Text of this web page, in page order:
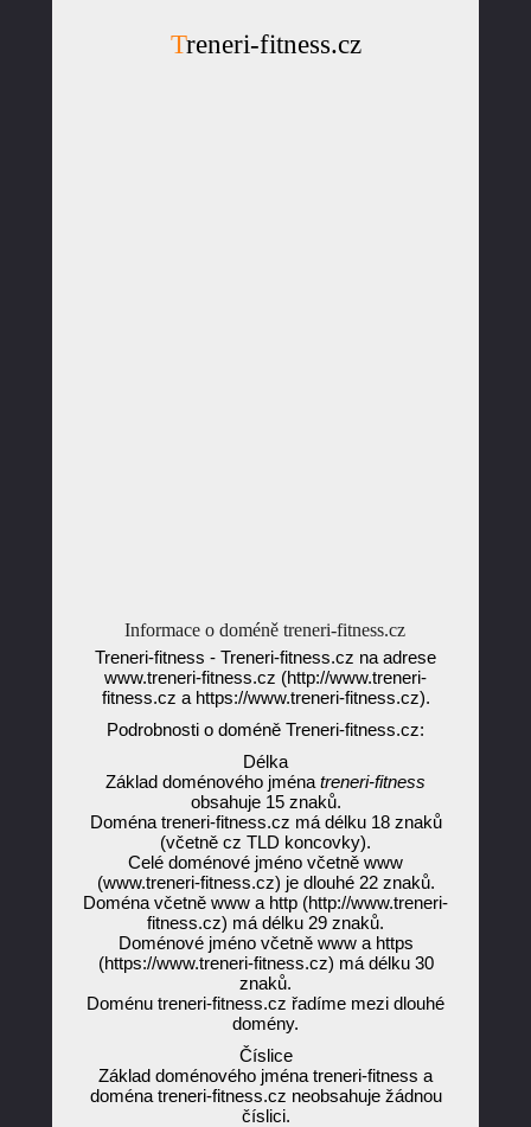
Treneri-fitness.cz
Informace o doméně treneri-fitness.cz
Treneri-fitness - Treneri-fitness.cz na adrese
www.treneri-fitness.cz (http://www.treneri-
fitness.cz a https://www.treneri-fitness.cz).
Podrobnosti o doméně Treneri-fitness.cz:
Délka
Základ doménového jména treneri-fitness
obsahuje 15 znaků.
Doména treneri-fitness.cz má délku 18 znaků
(včetně cz TLD koncovky).
Celé doménové jméno včetně www
(www.treneri-fitness.cz) je dlouhé 22 znaků.
Doména včetně www a http (http://www.treneri-
fitness.cz) má délku 29 znaků.
Doménové jméno včetně www a https
(https://www.treneri-fitness.cz) má délku 30
znaků.
Doménu treneri-fitness.cz řadíme mezi dlouhé
domény.
Číslice
Základ doménového jména treneri-fitness a
doména treneri-fitness.cz neobsahuje žádnou
číslici.